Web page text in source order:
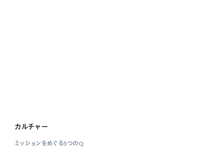
カルチャー
ミッションをめぐる5つのQ